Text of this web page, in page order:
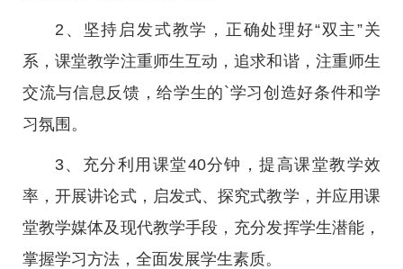
2、坚持启发式教学，正确处理好“双主”关
系，课堂教学注重师生互动，追求和谐，注重师生
交流与信息反馈，给学生的`学习创造好条件和学
习氛围。
3、充分利用课堂40分钟，提高课堂教学效
率，开展讲论式，启发式、探究式教学，并应用课
堂教学媒体及现代教学手段，充分发挥学生潜能，
掌握学习方法，全面发展学生素质。